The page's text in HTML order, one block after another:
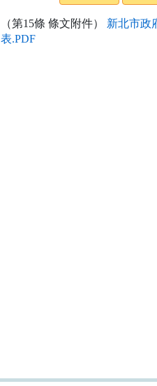
（第15條 條文附件） 新北市政
表.PDF